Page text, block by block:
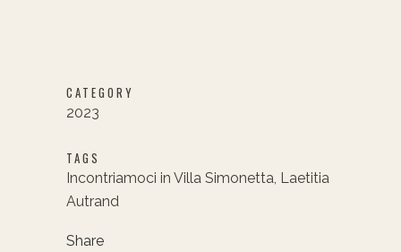
CATEGORY
2023
TAGS
Incontriamoci in Villa Simonetta, Laetitia
Autrand
Share